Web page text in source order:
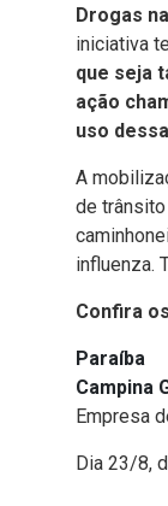
Drogas
iniciativa
que seja
ação
uso
A
de
influenza.
Confira
Paraíba
Empresa
Dia 23/8,